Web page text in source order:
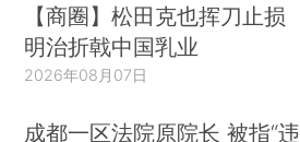
【商圈】松田克也挥刀止损
明治折戟中国乳业
2026年08月07日
成都一区法院原院长 被指“违